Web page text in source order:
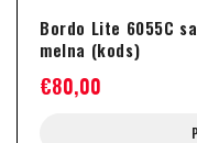
Bordo Lite 6055C
melna (kods)
€80,00